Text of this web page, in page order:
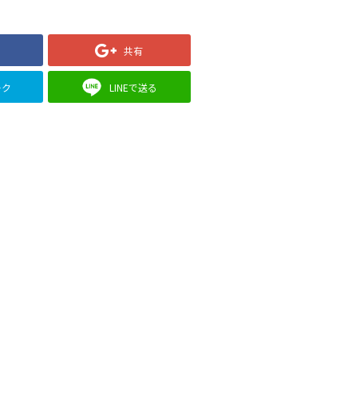
共有
LINEで送る